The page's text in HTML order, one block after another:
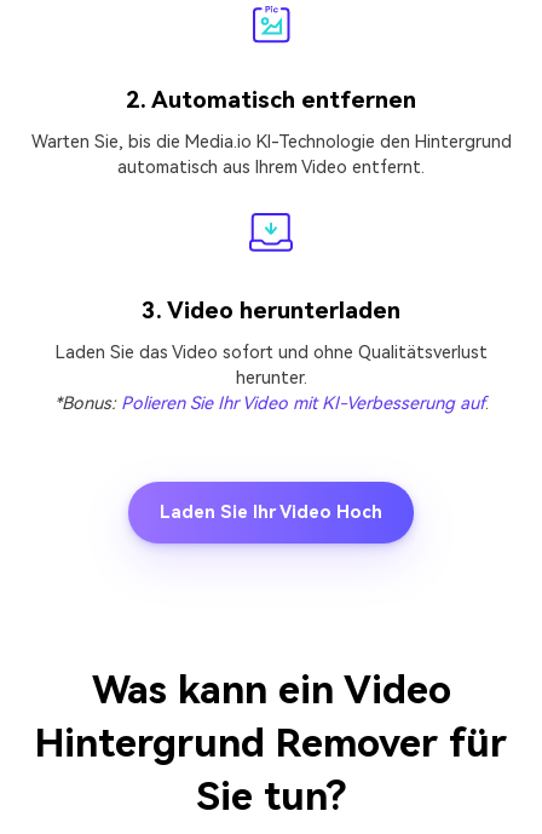
2. Automatisch entfernen
Warten Sie, bis die Media.io KI-Technologie den Hintergrund
automatisch aus Ihrem Video entfernt.
3. Video herunterladen
Laden Sie das Video sofort und ohne Qualitätsverlust
herunter.
*Bonus: Polieren Sie Ihr Video mit KI-Verbesserung auf.
Laden Sie Ihr Video Hoch
Was kann ein Video
Hintergrund Remover für
Sie tun?